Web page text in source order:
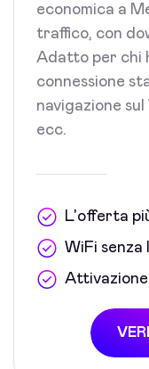
economica a
traffico, con
Adatto per chi
connessione
navigazione
ecc.
L'offerta
WiFi senza